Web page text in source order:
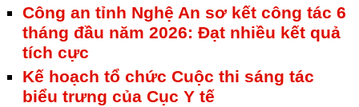
Công an tỉnh Nghệ An sơ kết công tác 6
tháng đầu năm 2026: Đạt nhiều kết quả
tích cực
Kế hoạch tổ chức Cuộc thi sáng tác
biểu trưng của Cục Y tế